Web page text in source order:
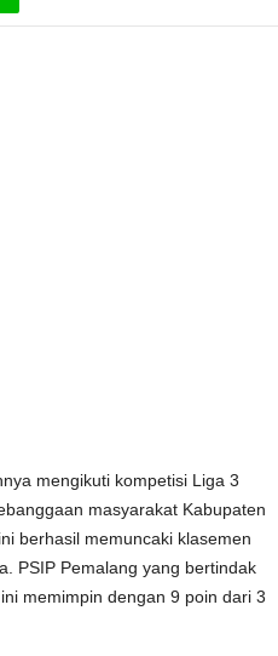
mengikuti kompetisi Liga 3
masyarakat Kabupaten
berhasil memuncaki klasemen
PSIP Pemalang yang bertindak
memimpin dengan 9 poin dari 3